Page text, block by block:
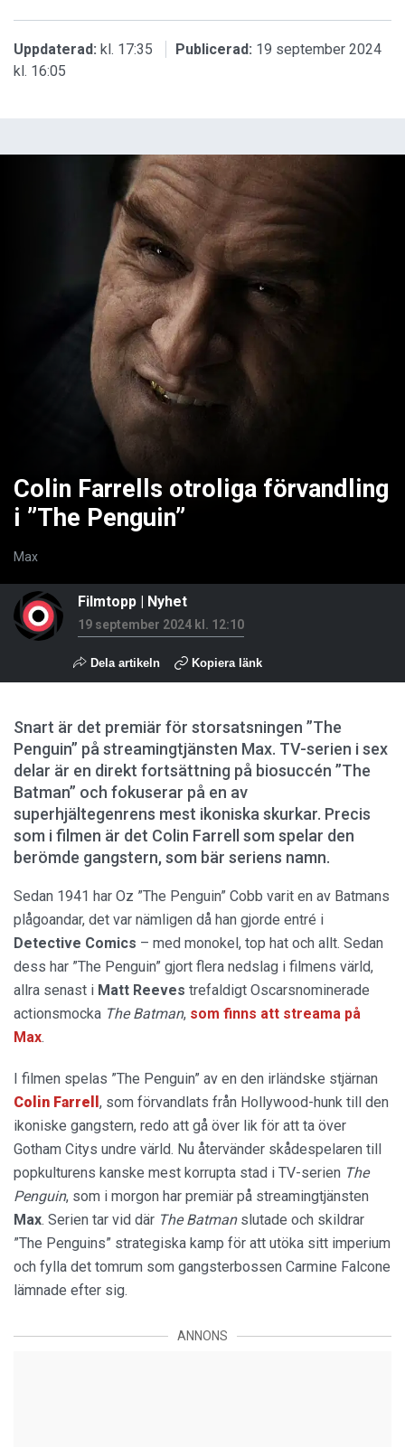
Uppdaterad: kl. 17:35 Publicerad: 19 september 2024
kl. 16:05
Colin Farrells otroliga förvandling
i ”The Penguin”
Max
Filmtopp | Nyhet
19 september 2024 kl. 12:10
Dela artikeln Kopiera länk
Snart är det premiär för storsatsningen ”The
Penguin” på streamingtjänsten Max. TV-serien i sex
delar är en direkt fortsättning på biosuccén ”The
Batman” och fokuserar på en av
superhjältegenrens mest ikoniska skurkar. Precis
som i filmen är det Colin Farrell som spelar den
berömde gangstern, som bär seriens namn.
Sedan 1941 har Oz ”The Penguin” Cobb varit en av Batmans
plågoandar, det var nämligen då han gjorde entré i
Detective Comics – med monokel, top hat och allt. Sedan
dess har ”The Penguin” gjort flera nedslag i filmens värld,
allra senast i Matt Reeves trefaldigt Oscarsnominerade
actionsmocka The Batman, som finns att streama på
Max.
I filmen spelas ”The Penguin” av en den irländske stjärnan
Colin Farrell , som förvandlats från Hollywood-hunk till den
ikoniske gangstern, redo att gå över lik för att ta över
Gotham Citys undre värld. Nu återvänder skådespelaren till
popkulturens kanske mest korrupta stad i TV-serien The
Penguin, som i morgon har premiär på streamingtjänsten
Max. Serien tar vid där The Batmanslutade och skildrar
”The Penguins” strategiska kamp för att utöka sitt imperium
och fylla det tomrum som gangsterbossen Carmine Falcone
lämnade efter sig.
ANNONS